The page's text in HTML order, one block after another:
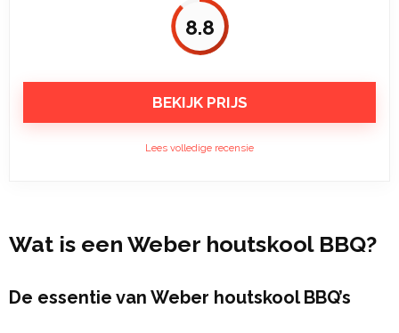
8.8
BEKIJK PRIJS
Lees volledige recensie
Wat is een Weber houtskool BBQ?
De essentie van Weber houtskool BBQ’s